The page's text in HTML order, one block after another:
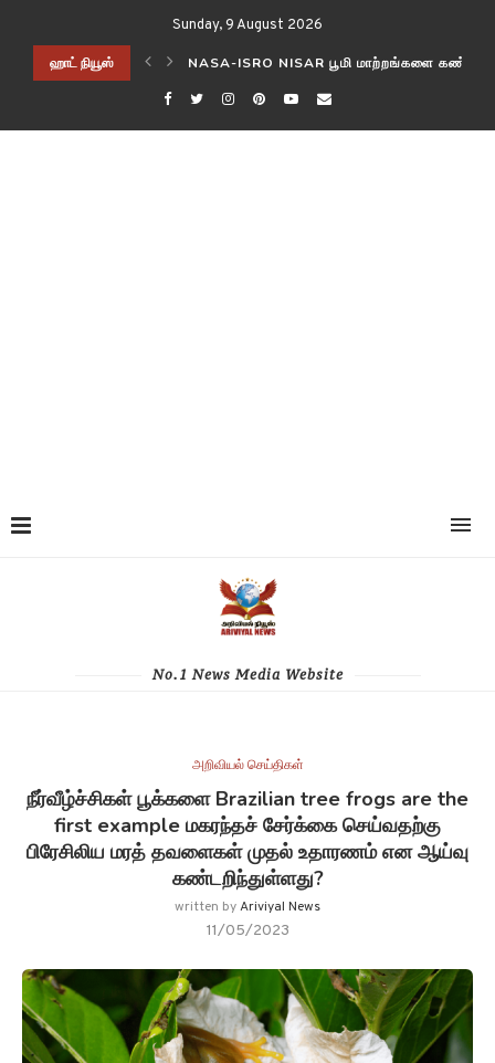
Sunday, 9 August 2026
ஹாட் நியூஸ்
விஞ்ஞானிகள்! NASA-ISRO NISAR பூமி மாற்றங்களை
No.1 News Media Website
அறிவியல் செய்திகள்
நீர்வீழ்ச்சிகள் பூக்களை Brazilian tree frogs are the
first example மகரந்தச் சேர்க்கை செய்வதற்கு
பிரேசிலிய மரத் தவளைகள் முதல் உதாரணம் என ஆய்வு
கண்டறிந்துள்ளது?
written byAriviyal News
11/05/2023